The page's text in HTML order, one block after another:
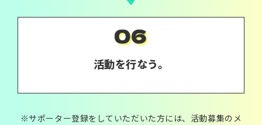
活動を行なう。
※サポーター登録をしていただいた方には、活動募集のメ